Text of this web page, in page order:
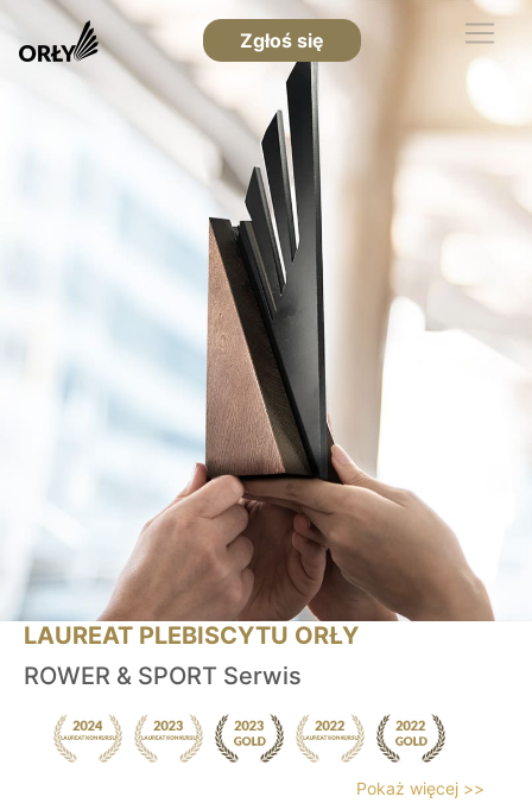
Zgłoś się
LAUREAT PLEBISCYTU ORŁY
ROWER & SPORT Serwis
Pokaż więcej >>